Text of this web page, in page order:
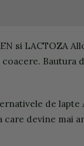
si LACTOZA
de
devine mai